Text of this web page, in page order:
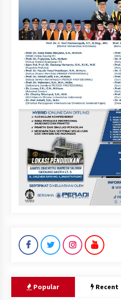
Popular Recent